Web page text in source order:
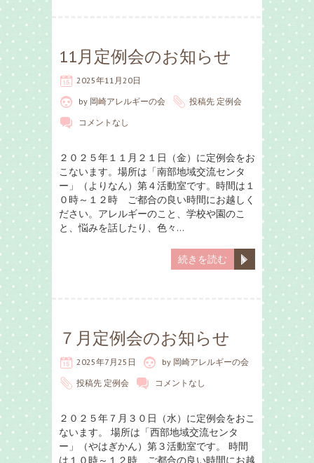
11月定例会のお知らせ
2025年11月20日
by 岡崎アレルギーの会 投稿先 定例会
コメントなし
２０２５年１１月２１日（金）に定例会をお
こないます。場所は「南部地域交流センタ
ー」（よりなん）第４活動室です。時間は１
０時～１２時 ご都合の良い時間にお越しく
ださい。アレルギーのこと、学校や園のこ
と、悩みを話したり、色々…
続きを読む
７月定例会のお知らせ
2025年7月25日 by 岡崎アレルギーの会
投稿先 定例会 コメントなし
２０２５年７月３０日（水）に定例会をおこ
ないます。 場所は「西部地域交流センタ
ー」（やはぎかん）第３活動室です。 時間